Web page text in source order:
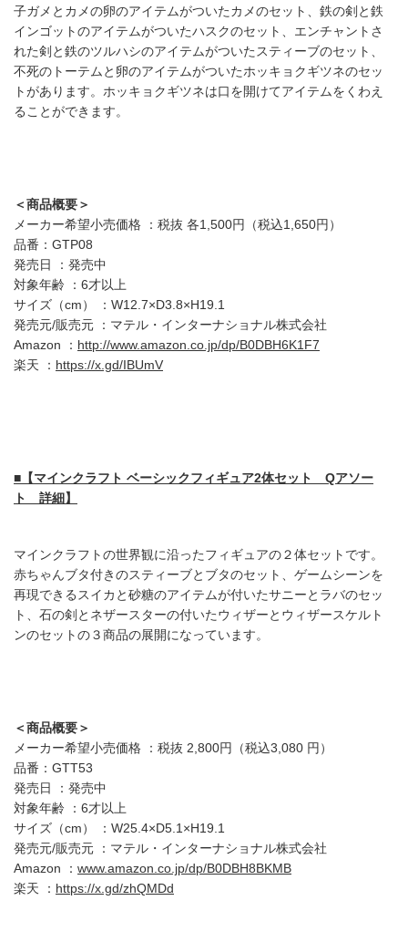
子ガメとカメの卵のアイテムがついたカメのセット、鉄の剣と鉄
インゴットのアイテムがついたハスクのセット、エンチャントさ
れた剣と鉄のツルハシのアイテムがついたスティーブのセット、
不死のトーテムと卵のアイテムがついたホッキョクギツネのセッ
トがあります。ホッキョクギツネは口を開けてアイテムをくわえ
ることができます。
＜商品概要＞
メーカー希望小売価格 ：税抜 各1,500円（税込1,650円）
品番：GTP08
発売日 ：発売中
対象年齢 ：6才以上
サイズ（cm） ：W12.7×D3.8×H19.1
発売元/販売元 ：マテル・インターナショナル株式会社
Amazon ： http://www.amazon.co.jp/dp/B0DBH6K1F7
楽天 ： https://x.gd/IBUmV
■【マインクラフト ベーシックフィギュア2体セット Qアソー
ト 詳細】
マインクラフトの世界観に沿ったフィギュアの２体セットです。
赤ちゃんブタ付きのスティーブとブタのセット、ゲームシーンを
再現できるスイカと砂糖のアイテムが付いたサニーとラバのセッ
ト、石の剣とネザースターの付いたウィザーとウィザースケルト
ンのセットの３商品の展開になっています。
＜商品概要＞
メーカー希望小売価格 ：税抜 2,800円（税込3,080 円）
品番：GTT53
発売日 ：発売中
対象年齢 ：6才以上
サイズ（cm） ：W25.4×D5.1×H19.1
発売元/販売元 ：マテル・インターナショナル株式会社
Amazon ： www.amazon.co.jp/dp/B0DBH8BKMB
楽天 ： https://x.gd/zhQMDd